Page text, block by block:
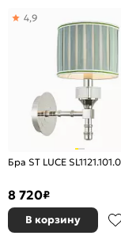
Бра ST LUCE
4,9
8 720₽
В корзину